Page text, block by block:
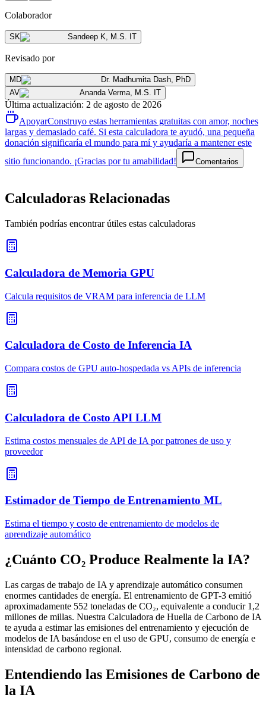
Colaborador
SK Sandeep K, M.S. IT
Revisado por
MD Dr. Madhumita Dash, PhD
AV
Ananda Verma, M.S. IT
Última actualización: 2 de agosto de 2026
ApoyarConstruyo estas herramientas gratuitas con amor, noches
largas y demasiado café. Si esta calculadora te ayudó, una pequeña
donación significaría el mundo para mí y ayudaría a mantener este
sitio funcionando. ¡Gracias por tu amabilidad!
Comentarios
Calculadoras Relacionadas
También podrías encontrar útiles estas calculadoras
Calculadora de Memoria GPU
Calcula requisitos de VRAM para inferencia de LLM
Calculadora de Costo de Inferencia IA
Compara costos de GPU auto-hospedada vs APIs de inferencia
Calculadora de Costo API LLM
Estima costos mensuales de API de IA por patrones de uso y
proveedor
Estimador de Tiempo de Entrenamiento ML
Estima el tiempo y costo de entrenamiento de modelos de
aprendizaje automático
¿Cuánto CO₂ Produce Realmente la IA?
Las cargas de trabajo de IA y aprendizaje automático consumen
enormes cantidades de energía. El entrenamiento de GPT-3 emitió
aproximadamente 552 toneladas de CO₂, equivalente a conducir 1,2
millones de millas. Nuestra Calculadora de Huella de Carbono de IA
te ayuda a estimar las emisiones del entrenamiento y ejecución de
modelos de IA basándose en el uso de GPU, consumo de energía e
intensidad de carbono regional.
Entendiendo las Emisiones de Carbono de
la IA